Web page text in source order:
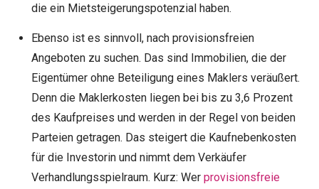
die ein Mietsteigerungspotenzial haben.
Ebenso ist es sinnvoll, nach provisionsfreien
Angeboten zu suchen. Das sind Immobilien, die der
Eigentümer ohne Beteiligung eines Maklers veräußert.
Denn die Maklerkosten liegen bei bis zu 3,6 Prozent
des Kaufpreises und werden in der Regel von beiden
Parteien getragen. Das steigert die Kaufnebenkosten
für die Investorin und nimmt dem Verkäufer
Verhandlungsspielraum. Kurz: Wer provisionsfreie